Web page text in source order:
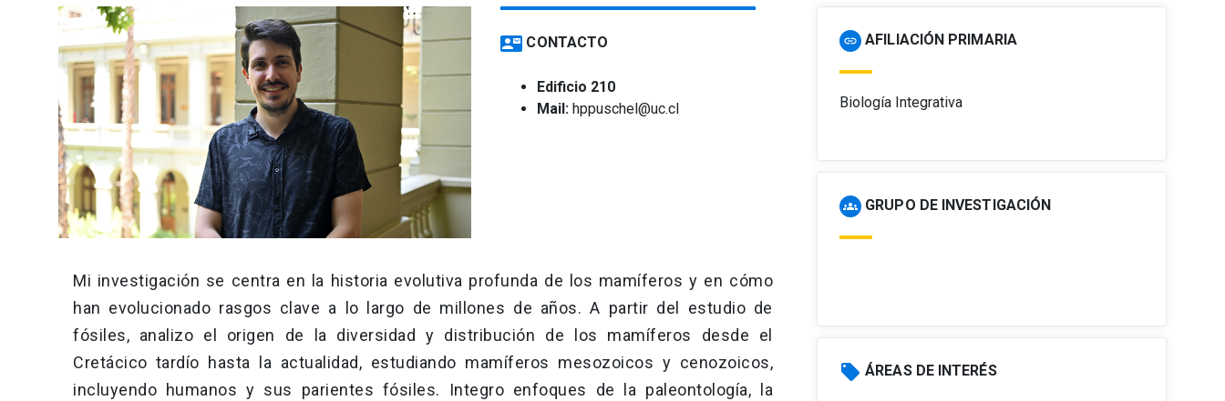
contact_mail CONTACTO
Edificio 210
Mail: hppuschel@uc.cl
Mi investigación se centra en la historia evolutiva profunda de los mamíferos y en cómo
han evolucionado rasgos clave a lo largo de millones de años. A partir del estudio de
fósiles, analizo el origen de la diversidad y distribución de los mamíferos desde el
Cretácico tardío hasta la actualidad, estudiando mamíferos mesozoicos y cenozoicos,
incluyendo humanos y sus parientes fósiles. Integro enfoques de la paleontología, la
link AFILIACIÓN PRIMARIA
Biología Integrativa
groups GRUPO DE INVESTIGACIÓN
local_offer ÁREAS DE INTERÉS